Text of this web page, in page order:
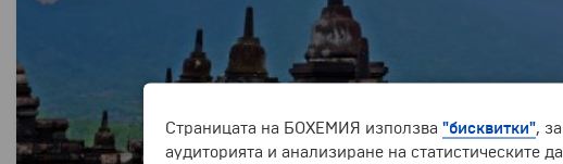
Страницата на БОХЕМИЯ използва "бисквитки",
аудиторията и анализиране на статистическите